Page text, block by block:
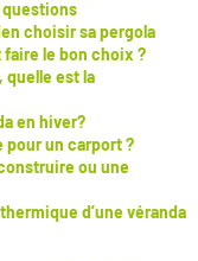
questions
choisir sa pergola
faire le bon choix ?
quelle est la
en hiver?
un carport ?
ou une
d’une véranda